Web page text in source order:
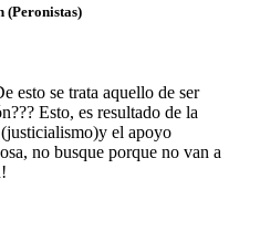
(Peronistas)
esto se trata aquello de ser
Esto, es resultado de la
el apoyo
no busque porque no van a